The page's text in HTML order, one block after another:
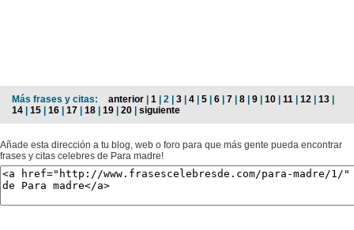
Más frases y citas: anterior | 1 | 2 | 3 | 4 | 5 | 6 | 7 | 8 | 9 | 10 | 11 | 12 | 13 |
14 | 15 | 16 | 17 | 18 | 19 | 20 | siguiente
Añade esta dirección a tu blog, web o foro para que más gente pueda encontrar
frases y citas celebres de Para madre!